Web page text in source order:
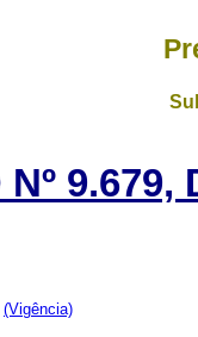
Nº
(Vigência)